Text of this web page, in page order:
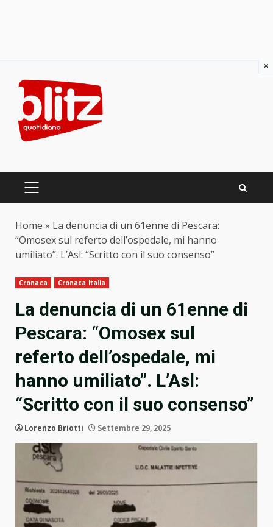
content
PRIMARY
Home » La denuncia di un 61enne di Pescara:
“Omosex sul referto dell’ospedale, mi hanno
umiliato”. L’Asl: “Scritto con il suo consenso”
Cronaca Cronaca Italia
La denuncia di un 61enne di
Pescara: “Omosex sul
referto dell’ospedale, mi
hanno umiliato”. L’Asl:
“Scritto con il suo consenso”
Lorenzo Briotti Settembre 29, 2025
×